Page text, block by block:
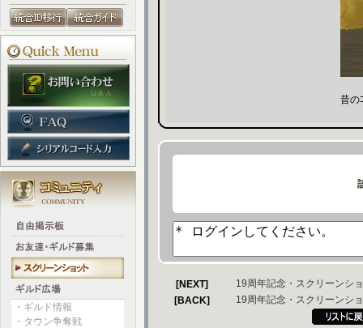
・ギルド情報
・タウン争奪戦
昔の
[NEXT]
19周年記念・スクリーンシ
[BACK]
19周年記念・スクリーンシ